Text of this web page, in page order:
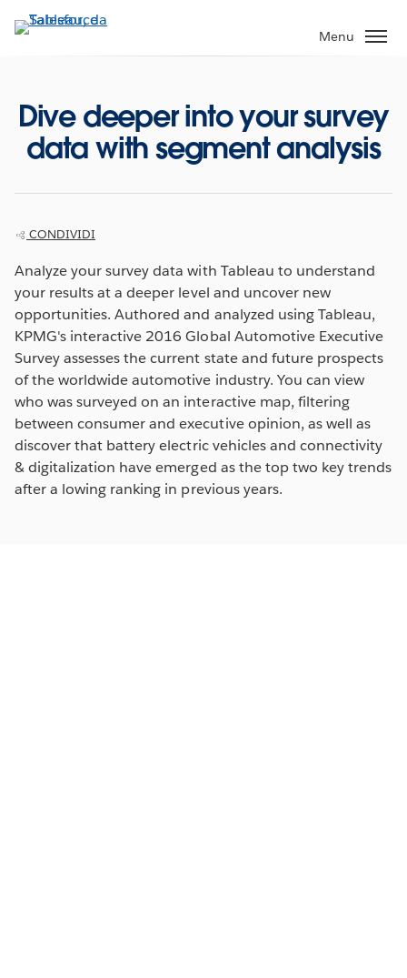
Passa
Menu
Dive deeper into your survey
data with segment analysis
CONDIVIDI
Analyze your survey data with Tableau to understand
your results at a deeper level and uncover new
opportunities. Authored and analyzed using Tableau,
KPMG's interactive 2016 Global Automotive Executive
Survey assesses the current state and future prospects
of the worldwide automotive industry. You can view
who was surveyed on an interactive map, filtering
between consumer and executive opinion, as well as
discover that battery electric vehicles and connectivity
& digitalization have emerged as the top two key trends
after a lowing ranking in previous years.